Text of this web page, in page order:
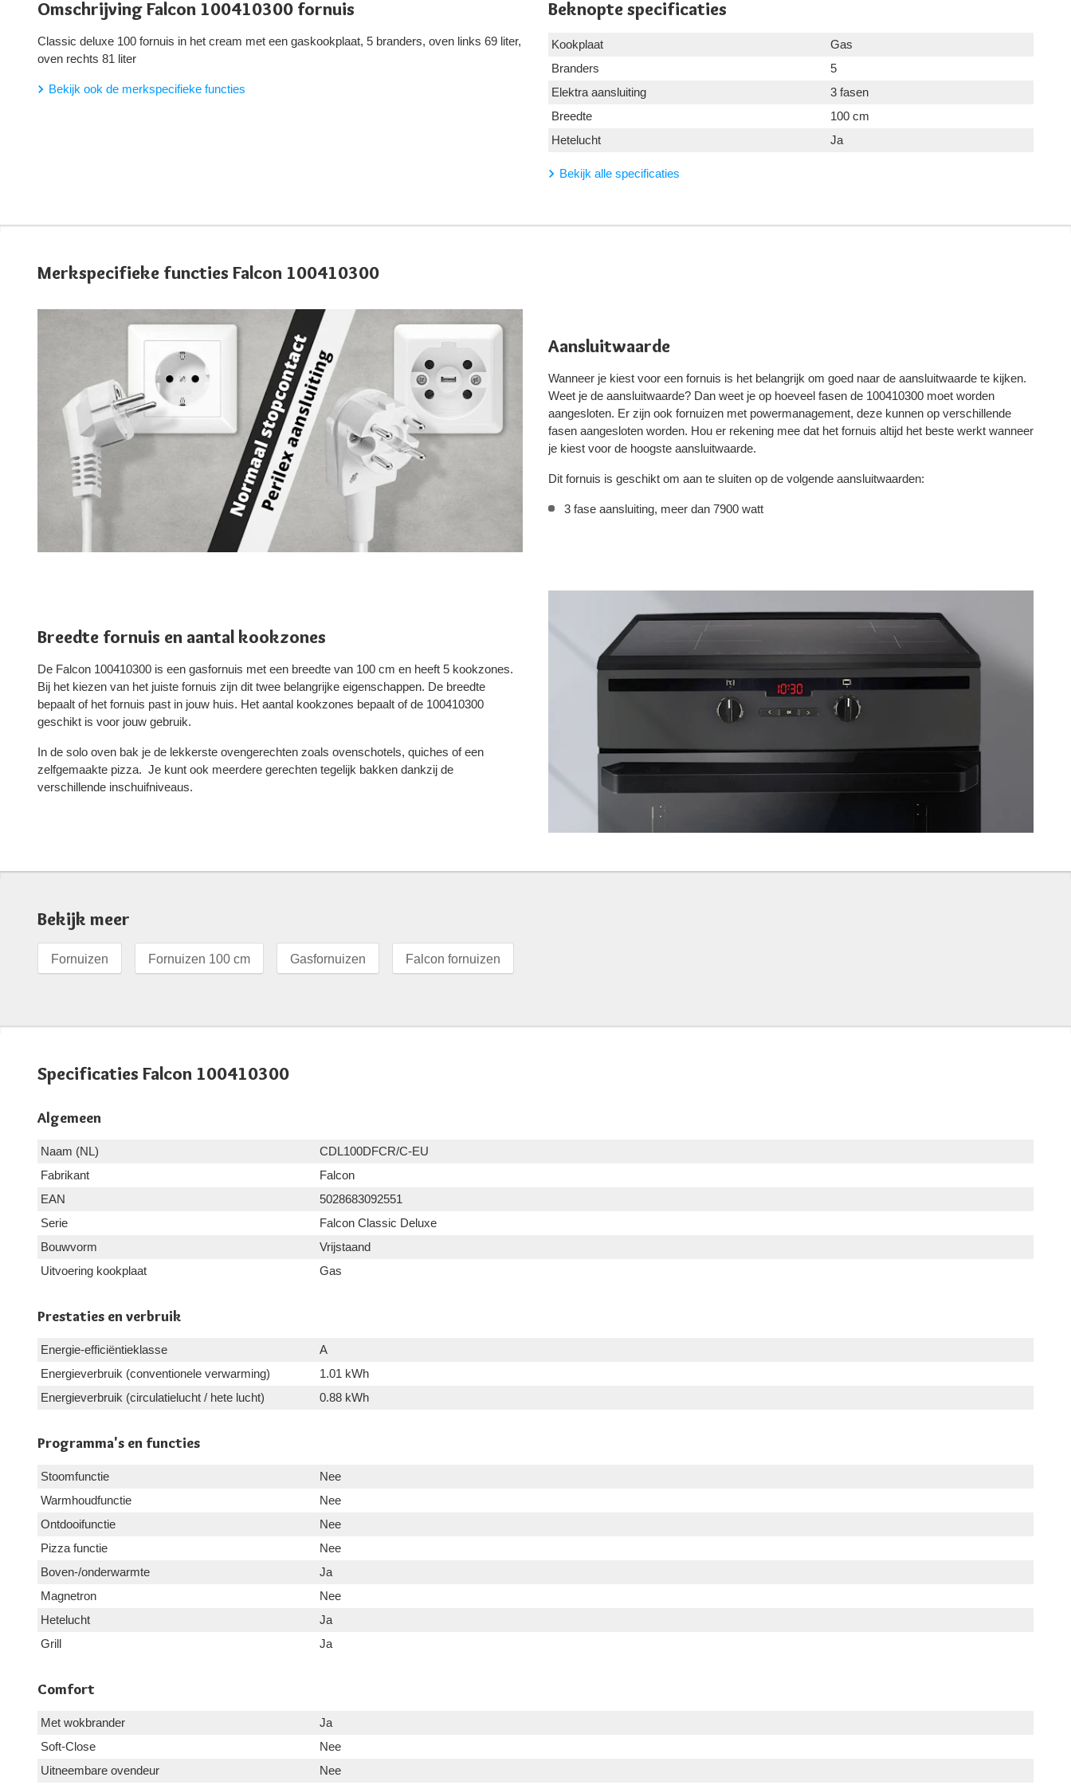
Omschrijving Falcon 100410300 fornuis
Classic deluxe 100 fornuis in het cream met een gaskookplaat, 5 branders, oven links 69 liter,
oven rechts 81 liter
Bekijk ook de merkspecifieke functies
Beknopte specificaties
Kookplaat
Gas
Branders
5
Elektra aansluiting
3 fasen
Breedte
100 cm
Hetelucht
Ja
Bekijk alle specificaties
Merkspecifieke functies Falcon 100410300
Aansluitwaarde
Wanneer je kiest voor een fornuis is het belangrijk om goed naar de aansluitwaarde te kijken.
Weet je de aansluitwaarde? Dan weet je op hoeveel fasen de 100410300 moet worden
aangesloten. Er zijn ook fornuizen met powermanagement, deze kunnen op verschillende
fasen aangesloten worden. Hou er rekening mee dat het fornuis altijd het beste werkt wanneer
je kiest voor de hoogste aansluitwaarde.
Dit fornuis is geschikt om aan te sluiten op de volgende aansluitwaarden:
3 fase aansluiting, meer dan 7900 watt
Breedte fornuis en aantal kookzones
De Falcon 100410300 is een gasfornuis met een breedte van 100 cm en heeft 5 kookzones.
Bij het kiezen van het juiste fornuis zijn dit twee belangrijke eigenschappen. De breedte
bepaalt of het fornuis past in jouw huis. Het aantal kookzones bepaalt of de 100410300
geschikt is voor jouw gebruik.
In de solo oven bak je de lekkerste ovengerechten zoals ovenschotels, quiches of een
zelfgemaakte pizza. Je kunt ook meerdere gerechten tegelijk bakken dankzij de
verschillende inschuifniveaus.
Bekijk meer
Fornuizen Fornuizen 100 cm Gasfornuizen Falcon fornuizen
Specificaties Falcon 100410300
Algemeen
Naam (NL)
CDL100DFCR/C-EU
Fabrikant
Falcon
EAN
5028683092551
Serie
Falcon Classic Deluxe
Bouwvorm
Vrijstaand
Uitvoering kookplaat
Gas
Prestaties en verbruik
Energie-efficiëntieklasse
A
Energieverbruik (conventionele verwarming)
1.01 kWh
Energieverbruik (circulatielucht / hete lucht)
0.88 kWh
Programma's en functies
Stoomfunctie
Nee
Warmhoudfunctie
Nee
Ontdooifunctie
Nee
Pizza functie
Nee
Boven-/onderwarmte
Ja
Magnetron
Nee
Hetelucht
Ja
Grill
Ja
Comfort
Met wokbrander
Ja
Soft-Close
Nee
Uitneembare ovendeur
Nee